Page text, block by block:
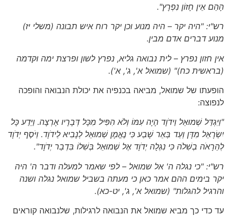
הָהֵם אֵין חָזוֹן נִפְרָץ".
רש"י: "היה יקר – היה מנוע וכן יקר רוח איש תבונה (משלי יז)
מנוע דברים אדם מבין.
אין חזון נפרץ – לית נבואה גליא, נפרץ לשון ופרצת ימה וקדמה
(בראשית כח)" (שמואל א', ג', א').
הופעתו של שמואל, מביאה בכנפיה את יכולת הנבואה והופכה
לנפוצה:
"וַיִּגְדַּל שְׁמוּאֵל וַידֹוָד הָיָה עִמּוֹ וְלֹא הִפִּיל מִכָּל דְּבָרָיו אָרְצָה. וַיֵּדַע כָּל
יִשְׂרָאֵל מִדָּן וְעַד בְּאֵר שָׁבַע כִּי נֶאֱמָן שְׁמוּאֵל לְנָבִיא לַידֹוָד. וַיֹּסֶף יְדֹוָד
לְהֵרָאֹה בְשִׁלֹה כִּי נִגְלָה יְדֹוָד אֶל שְׁמוּאֵל בְּשִׁלוֹ בִּדְבַר יְדֹוָד".
רש"י: "כי נגלה ה' אל שמואל – לפי שאמר למעלה ודבר ה' היה
יקר בימים ההם אמר כאן כי מעתה בשביל שמואל נגלה ושנה
והרגיל להגלות" (שמואל א', ג', יט-כא).
עד כדי כך מביא שמואל את הנבואה לרגילות, שלנבואה קוראים